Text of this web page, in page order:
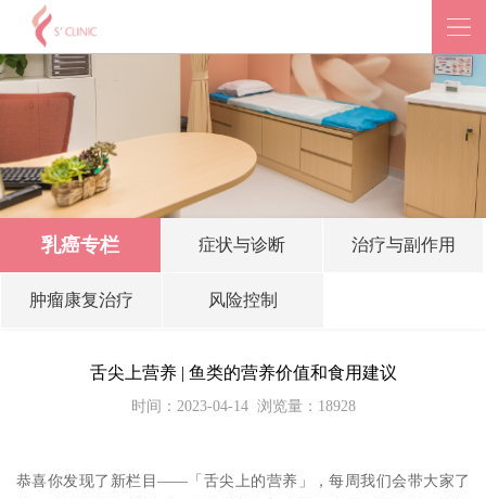
乳癌专栏 症状与诊断 治疗与副作用
肿瘤康复治疗 风险控制
舌尖上营养 | 鱼类的营养价值和食用建议
时间：2023-04-14 浏览量：18928
恭喜你发现了新栏目——「舌尖上的营养」，每周我们会带大家了